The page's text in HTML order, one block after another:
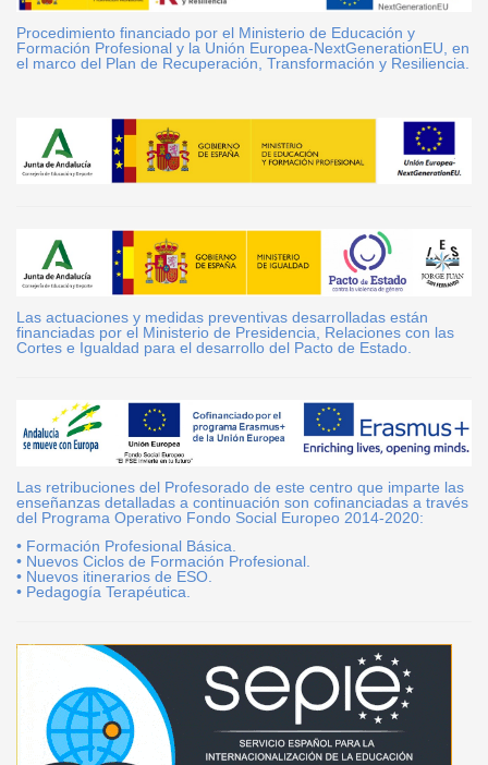
Procedimiento financiado por el Ministerio de Educación y
Formación Profesional y la Unión Europea-NextGenerationEU, en
el marco del Plan de Recuperación, Transformación y Resiliencia.
Las actuaciones y medidas preventivas desarrolladas están
financiadas por el Ministerio de Presidencia, Relaciones con las
Cortes e Igualdad para el desarrollo del Pacto de Estado.
Las retribuciones del Profesorado de este centro que imparte las
enseñanzas detalladas a continuación son cofinanciadas a través
del Programa Operativo Fondo Social Europeo 2014-2020:
• Formación Profesional Básica.
• Nuevos Ciclos de Formación Profesional.
• Nuevos itinerarios de ESO.
• Pedagogía Terapéutica.